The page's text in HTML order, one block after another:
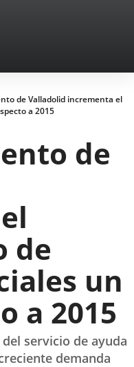
de Valladolid incrementa el
a 2015
de
de
un
a 2015
servicio de ayuda
demanda